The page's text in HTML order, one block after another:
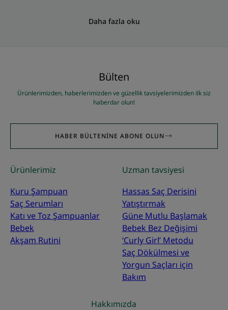
Daha fazla oku
Bülten
Ürünlerimizden, haberlerimizden ve güzellik tavsiyelerimizden ilk siz
haberdar olun!
HABER BÜLTENINE ABONE OLUN
Ürünlerimiz
Kuru Şampuan
Saç Serumları
Katı ve Toz Şampuanlar
Bebek
Akşam Rutini
Uzman tavsiyesi
Hassas Saç Derisini
Yatıştırmak
Güne Mutlu Başlamak
Bebek Bez Değişimi
‘Curly Girl’ Metodu
Saç Dökülmesi ve
Yorgun Saçları için
Bakım
Hakkımızda